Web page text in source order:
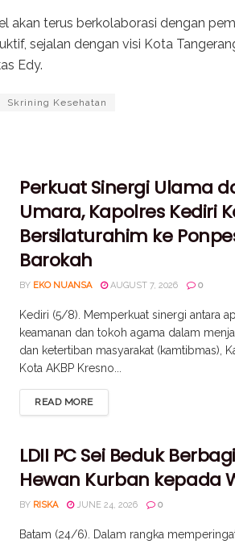
akan terus berkolaborasi dengan
sejalan dengan visi Kota
Edy.
Skrining Kesehatan
Perkuat Sinergi Ulama
Umara, Kapolres Kediri
Bersilaturahim ke
Barokah
BY EKO NUANSA AUGUST 7, 2026 0
Kediri (5/8). Memperkuat sinergi antara
keamanan dan tokoh agama dalam
dan ketertiban masyarakat (kamtibmas),
Kota AKBP Kresno...
READ MORE
LDII PC Sei Beduk
Hewan Kurban kepada
BY RISKA JUNE 24, 2026 0
Batam (24/6). Dalam rangka